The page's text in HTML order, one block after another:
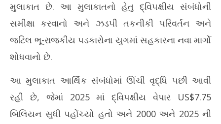
મુલાકાત છે. આ મુલાકાતનો હેતુ દ્વિપક્ષીય સંબંધોની
સમીક્ષા કરવાનો અને ઝડપી તકનીકી પરિવર્તન અને
જટિલ ભૂ-રાજકીય પડકારોના યુગમાં સહકારના નવા માર્ગો
શોધવાનો છે.
આ મુલાકાત આર્થિક સંબંધોમાં ઊંચી વૃદ્ધિ પછી આવી
રહી છે, જેમાં 2025 માં દ્વિપક્ષીય વેપાર US$7.75
બિલિયન સુધી પહોંચ્યો હતો અને 2000 અને 2025 ની